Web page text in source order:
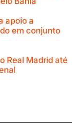
apoio a
em conjunto
Real Madrid até